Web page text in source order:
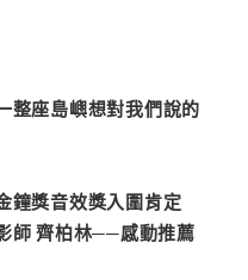
整座島嶼想對我們說的
鐘獎音效獎入圍肯定
師 齊柏林──感動推薦